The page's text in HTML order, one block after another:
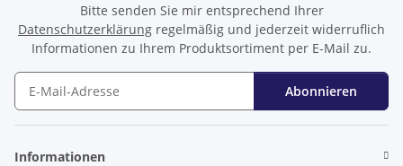
Bitte senden Sie mir entsprechend Ihrer
Datenschutzerklärung regelmäßig und jederzeit widerruflich
Informationen zu Ihrem Produktsortiment per E-Mail zu.
Abonnieren
Informationen